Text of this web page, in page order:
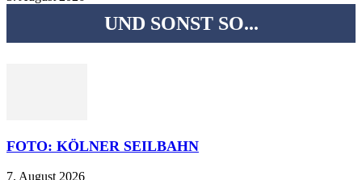
UND SONST SO...
FOTO: KÖLNER SEILBAHN
7. August 2026